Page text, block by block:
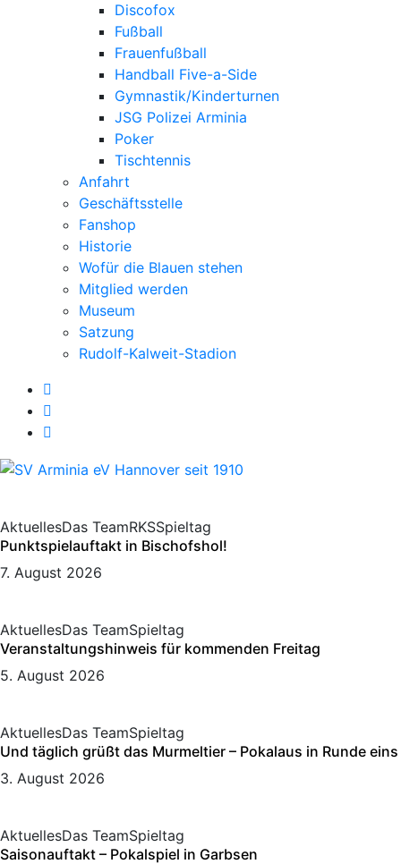
Discofox
Fußball
Frauenfußball
Handball Five-a-Side
Gymnastik/Kinderturnen
JSG Polizei Arminia
Poker
Tischtennis
Anfahrt
Geschäftsstelle
Fanshop
Historie
Wofür die Blauen stehen
Mitglied werden
Museum
Satzung
Rudolf-Kalweit-Stadion
AktuellesDas TeamRKSSpieltag
Punktspielauftakt in Bischofshol!
7. August 2026
AktuellesDas TeamSpieltag
Veranstaltungshinweis für kommenden Freitag
5. August 2026
AktuellesDas TeamSpieltag
Und täglich grüßt das Murmeltier – Pokalaus in Runde eins
3. August 2026
AktuellesDas TeamSpieltag
Saisonauftakt – Pokalspiel in Garbsen